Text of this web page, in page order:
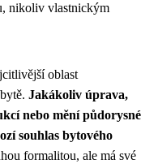
nikoliv vlastnickým
oblast
Jakákoliv úprava,
nebo mění půdorysné
souhlas bytového
formalitou, ale má své